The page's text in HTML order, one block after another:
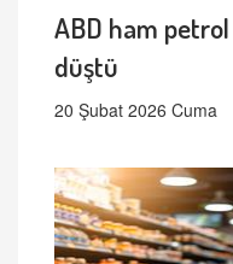
ABD ham
düştü
20 Şubat 2026 Cuma